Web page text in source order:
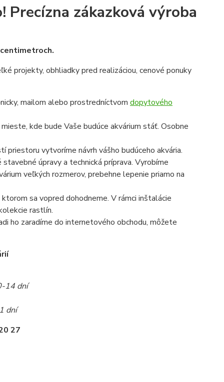
Precízna zákazková výroba
projekty, obhliadky pred realizáciou, cenové ponuky
mailom alebo prostredníctvom dopytového
kde bude Vaše budúce akvárium stáť. Osobne
priestoru vytvoríme návrh vášho budúceho akvária.
úpravy a technická príprava. Vyrobíme
veľkých rozmerov, prebehne lepenie priamo na
sa vopred dohodneme. V rámci inštalácie
rastlín.
ho zaradíme do internetového obchodu, môžete
14 dní
dní
27